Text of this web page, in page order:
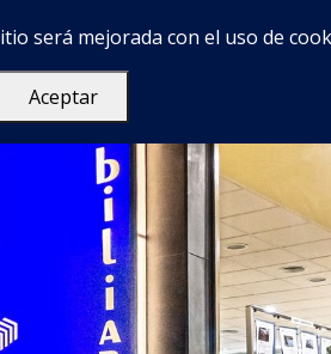
será mejorada con el uso de
Aceptar